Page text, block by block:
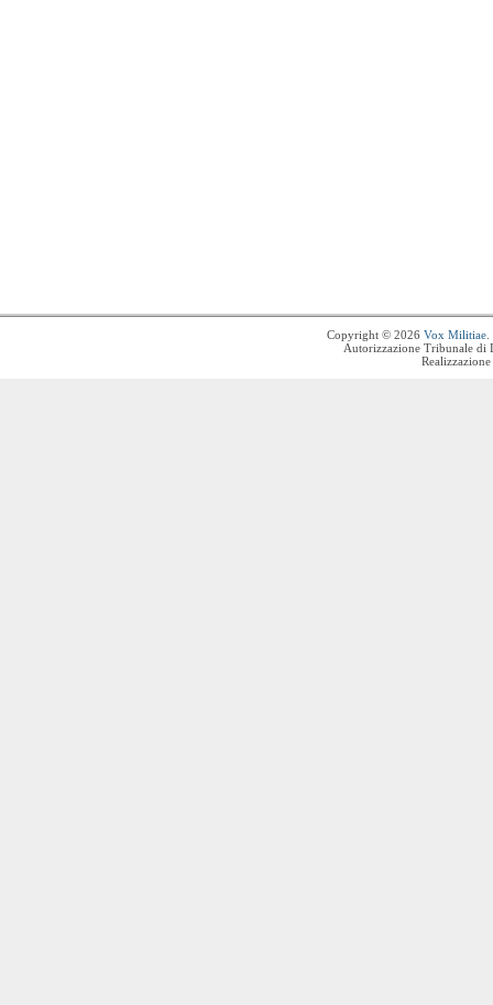
Copyright © 2026 Vox Militiae
Autorizzazione Tribunale di